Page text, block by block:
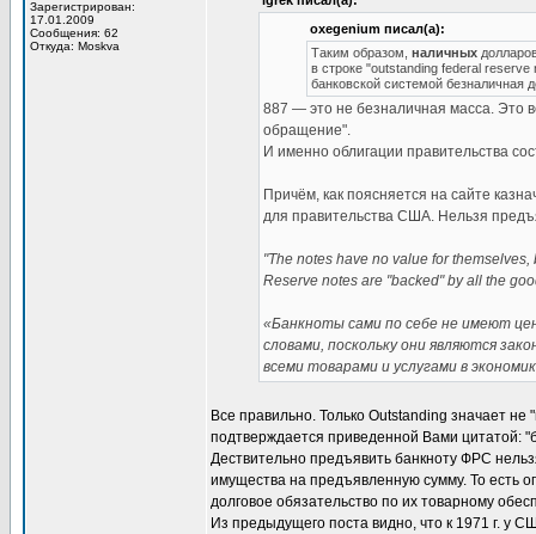
Зарегистрирован:
17.01.2009
Сообщения: 62
Откуда: Moskva
oxegenium писал(а):
Таким образом, наличных
в строке "outstanding federal
банковской системой безналичная
887 — это не безналичная масса. Это
обращение".
И именно облигации правительства
Причём, как поясняется на сайте
для правительства США. Нельзя
"The notes have no value for
Reserve notes are "backed" by all the
«Банкноты сами по себе не имеют
словами, поскольку они являются
всеми товарами и услугами в
Все правильно. Только Outstanding значает
подтверждается приведенной Вами цитатой:
Дествительно предъявить банкноту ФРС
имущества на предъявленную сумму. То есть
долговое обязательство по их товарному
Из предыдущего поста видно, что к 1971 г. у